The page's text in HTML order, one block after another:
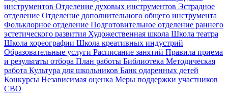
инструментов Отделение духовых инструментов Эстрадное
отделение Отделение дополнительного общего инструмента
Фольклорное отделение Подготовительное отделение раннего
эстетического развития Художественная школа Школа‌‌‌‌ театра
Школа хореографии Школа креативных индустрий
Образовательные услуги Расписание занятий Правила приема
и результаты отбора План работы Библиотека Методическая
работа Культура для школьников Банк одаренных детей
Конкурсы Независимая оценка Меры поддержки участников
СВО